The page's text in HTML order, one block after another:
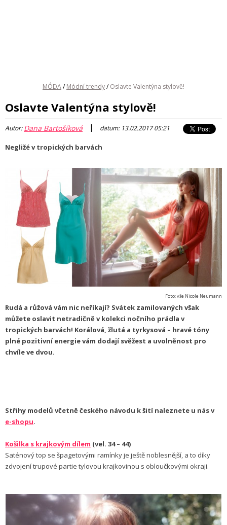
MÓDA/ Módní trendy/ Oslavte Valentýna stylově!
Oslavte Valentýna stylově!
Autor:Dana Bartošíková | datum: 13.02.2017 05:21
Negližé v tropických barvách
Foto: vše Nicole Neumann
Rudá a růžová vám nic neříkají? Svátek zamilovaných však
můžete oslavit netradičně v kolekci nočního prádla v
tropických barvách! Korálová, žlutá a tyrkysová – hravé tóny
plné pozitivní energie vám dodají svěžest a uvolněnost pro
chvíle ve dvou.
Střihy modelů včetně českého návodu k šití naleznete u nás v
e-shopu.
Košilka s krajkovým dílem (vel. 34 – 44)
Saténový top se špagetovými ramínky je ještě noblesnější, a to díky
zdvojení trupové partie tylovou krajkovinou s obloučko­vými okraji.